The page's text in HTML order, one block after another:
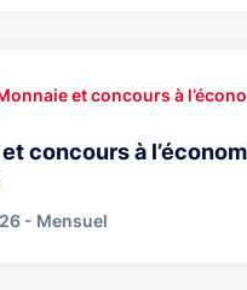
concours à
et concours à
- Mensuel